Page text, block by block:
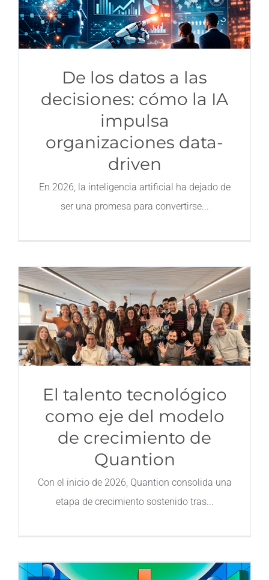
De los datos a las
decisiones: cómo la IA
impulsa
organizaciones data-
driven
En 2026, la inteligencia artificial ha dejado de
ser una promesa para convertirse
El talento tecnológico
como eje del modelo
de crecimiento de
Quantion
Con el inicio de 2026, Quantion consolida una
etapa de crecimiento sostenido tras